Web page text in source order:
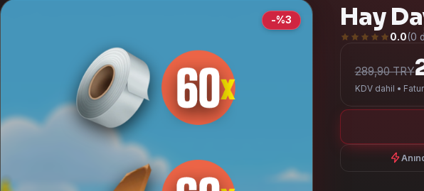
— AZN
-%3 Hay
0.0(0
289,90 TRY
KDV dahil •